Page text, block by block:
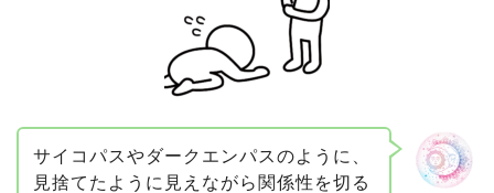
サイコパスやダークエンパスのように、
見捨てたように見えながら関係性を切る